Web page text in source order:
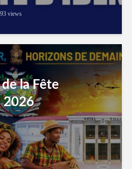
views
la Fête
2026